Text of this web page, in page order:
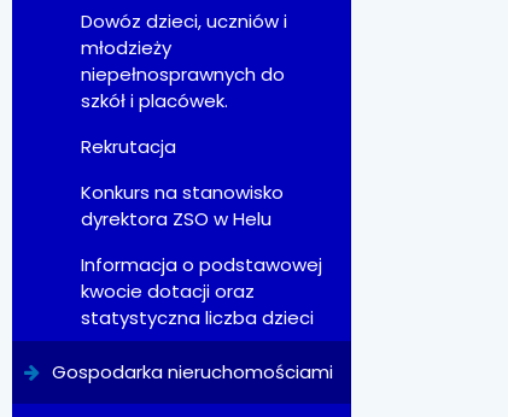
Dowóz dzieci, uczniów i
młodzieży
niepełnosprawnych do
szkół i placówek.
Rekrutacja
Konkurs na stanowisko
dyrektora ZSO w Helu
Informacja o podstawowej
kwocie dotacji oraz
statystyczna liczba dzieci
Gospodarka nieruchomościami